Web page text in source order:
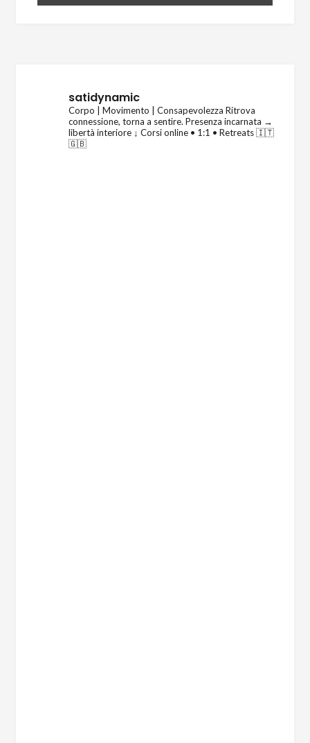
satidynamic
Corpo | Movimento | Consapevolezza Ritrova
connessione, torna a sentire. Presenza incarnata →
libertà interiore↓ Corsi online • 1:1 • Retreats 🇮🇹
🇬🇧